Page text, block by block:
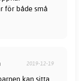
för både små
2019-12-19
kan sitta